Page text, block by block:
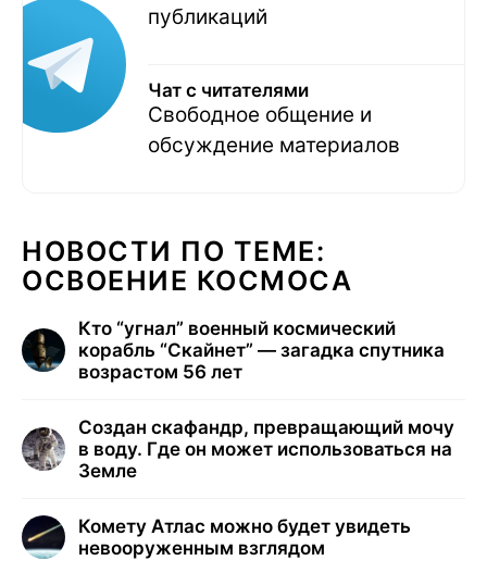
публикаций
Чат с читателями
Свободное общение и
обсуждение материалов
НОВОСТИ ПО ТЕМЕ:
ОСВОЕНИЕ КОСМОСА
Кто “угнал” военный космический
корабль “Скайнет” — загадка спутника
возрастом 56 лет
Создан скафандр, превращающий мочу
в воду. Где он может использоваться на
Земле
Комету Атлас можно будет увидеть
невооруженным взглядом